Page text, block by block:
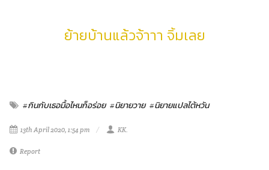
ย้ายบ้านแล้วจ้าาา จิ้มเลย
#กินกับเธอมื้อไหนก็อร่อย #นิยายวาย #นิยายแปลไต้หวัน
13th April 2020, 1:54 pm KK.
Report